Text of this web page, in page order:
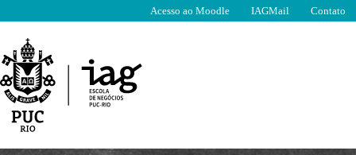
o
conteúdo
Acesso ao Moodle IAGMail Contato